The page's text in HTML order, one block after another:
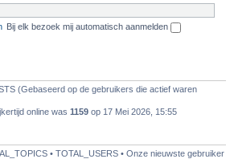
Bij elk bezoek mij automatisch aanmelden
(Gebaseerd op de gebruikers die actief waren
online was 1159 op 17 Mei 2026, 15:55
• TOTAL_USERS • Onze nieuwste gebruiker